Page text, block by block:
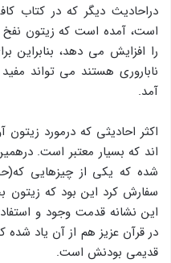
دراحادیث دیگر كه در كتاب
است، آمده است كه زیتون نفخ
را افزایش می دهد، بنابراین
ناباروری هستند می تواند
آمد.
اكثر احادیثی كه درمورد
اند كه بسیار معتبر است.
شده كه یكی از چیزهایی
سفارش كرد این بود كه
این نشانه قدمت وجود و
در قرآن عزیز هم از آن یاد
قدیمی بودنش است.